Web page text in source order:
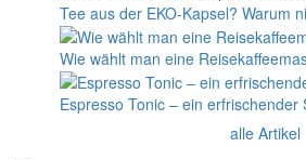
Tee aus der EKO-Kapsel? Warum
Wie wählt man eine
Espresso Tonic – ein erfrischender
alle Artikel